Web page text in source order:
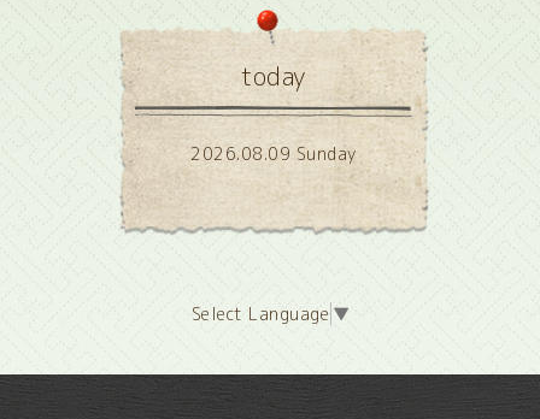
today
2026.08.09 Sunday
Select Language ▼